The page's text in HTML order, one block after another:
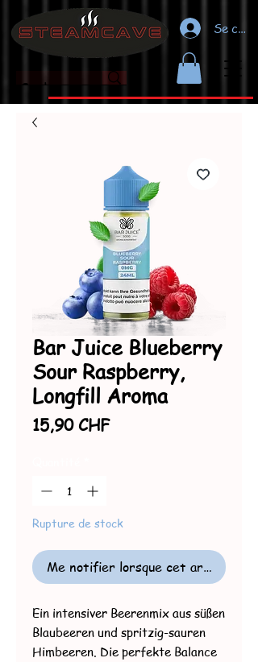
Se
Bar Juice Blueberry
Sour Raspberry,
Longfill Aroma
15,90 CHFPrix
Rupture de stock
Me notifier lorsque cet article est
Ein intensiver Beerenmix aus süßen
Blaubeeren und spritzig-sauren
Himbeeren. Die perfekte Balance